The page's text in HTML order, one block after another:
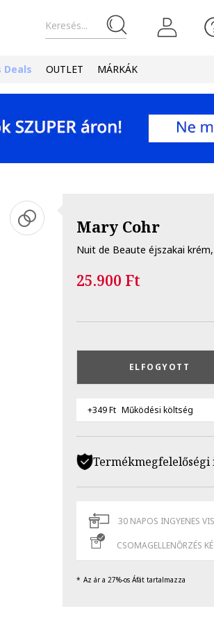
Keresés...
Deals OUTLET MÁRKÁK
Mary Cohr
Nuit de Beaute éjszakai
25.900 Ft
ELFOGYOTT
+349 Ft Működési költség
30 NAPOS INGYENES
CSOMAGELLENŐRZÉS
Az ár a 27%-os Áfát tartalmazza